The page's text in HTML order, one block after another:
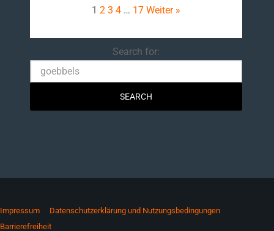
1 2 3 4 … 17 Weiter »
Search for:Search
Impressum
Datenschutzerklärung und Nutzungsbedingungen
Barrierefreiheit